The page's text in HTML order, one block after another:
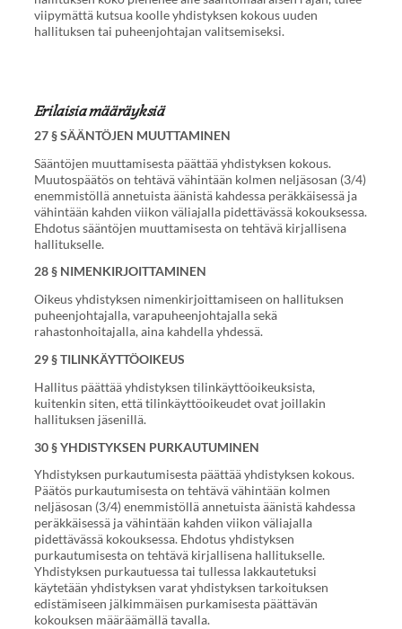
viipymättä kutsua koolle yhdistyksen kokous uuden
hallituksen tai puheenjohtajan valitsemiseksi.
Erilaisia määräyksiä
27 § SÄÄNTÖJEN MUUTTAMINEN
Sääntöjen muuttamisesta päättää yhdistyksen kokous.
Muutospäätös on tehtävä vähintään kolmen neljäsosan (3/4)
enemmistöllä annetuista äänistä kahdessa peräkkäisessä ja
vähintään kahden viikon väliajalla pidettävässä kokouksessa.
Ehdotus sääntöjen muuttamisesta on tehtävä kirjallisena
hallitukselle.
28 § NIMENKIRJOITTAMINEN
Oikeus yhdistyksen nimenkirjoittamiseen on hallituksen
puheenjohtajalla, varapuheenjohtajalla sekä
rahastonhoitajalla, aina kahdella yhdessä.
29 § TILINKÄYTTÖOIKEUS
Hallitus päättää yhdistyksen tilinkäyttöoikeuksista,
kuitenkin siten, että tilinkäyttöoikeudet ovat joillakin
hallituksen jäsenillä.
30 § YHDISTYKSEN PURKAUTUMINEN
Yhdistyksen purkautumisesta päättää yhdistyksen kokous.
Päätös purkautumisesta on tehtävä vähintään kolmen
neljäsosan (3/4) enemmistöllä annetuista äänistä kahdessa
peräkkäisessä ja vähintään kahden viikon väliajalla
pidettävässä kokouksessa. Ehdotus yhdistyksen
purkautumisesta on tehtävä kirjallisena hallitukselle.
Yhdistyksen purkautuessa tai tullessa lakkautetuksi
käytetään yhdistyksen varat yhdistyksen tarkoituksen
edistämiseen jälkimmäisen purkamisesta päättävän
kokouksen määräämällä tavalla.